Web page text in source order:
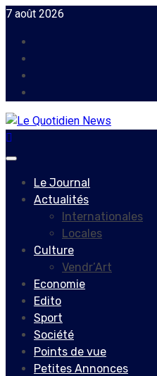
Skip
content
7 août 2026
Primary
Le Journal
Actualités
Internationales
Locales
Culture
Vendr’Art
Economie
Edito
Sport
Société
Points de vue
Petites Annonces